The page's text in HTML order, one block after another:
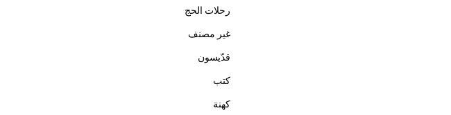
رحلات الحج
غير مصنف
قدّيسون
كتب
كهنة